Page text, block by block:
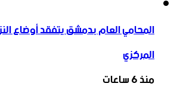
المحامي العام بدمشق يتفقد أوضاع
المركزي
منذ 6 ساعات